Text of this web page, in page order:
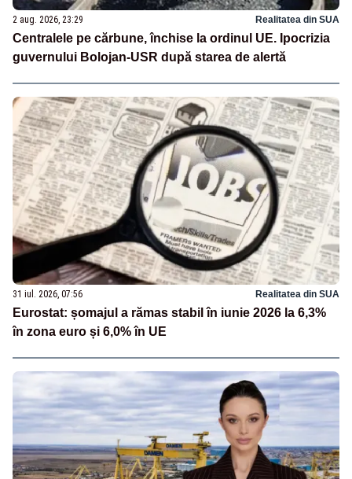
2 aug. 2026, 23:29 Realitatea din SUA
Centralele pe cărbune, închise la ordinul UE. Ipocrizia
guvernului Bolojan-USR după starea de alertă
31 iul. 2026, 07:56 Realitatea din SUA
Eurostat: șomajul a rămas stabil în iunie 2026 la 6,3%
în zona euro și 6,0% în UE